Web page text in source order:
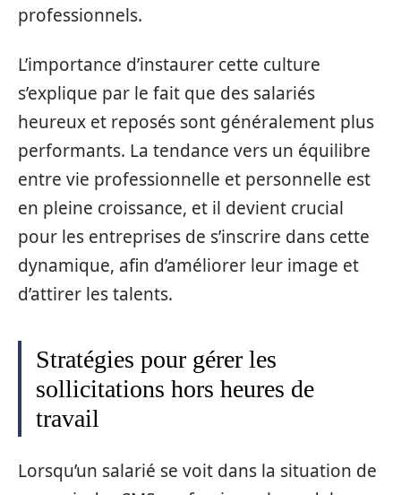
professionnels.
L’importance d’instaurer cette culture
s’explique par le fait que des salariés
heureux et reposés sont généralement plus
performants. La tendance vers un équilibre
entre vie professionnelle et personnelle est
en pleine croissance, et il devient crucial
pour les entreprises de s’inscrire dans cette
dynamique, afin d’améliorer leur image et
d’attirer les talents.
Stratégies pour gérer les
sollicitations hors heures de
travail
Lorsqu’un salarié se voit dans la situation de